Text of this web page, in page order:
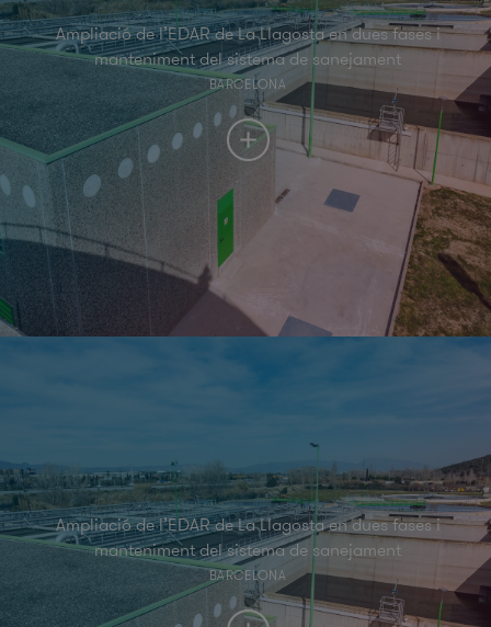
Ampliació de l’EDAR de La Llagosta en dues fases i
manteniment del sistema de sanejament
BARCELONA
Ampliació de l’EDAR de La Llagosta en dues fases i
manteniment del sistema de sanejament
BARCELONA